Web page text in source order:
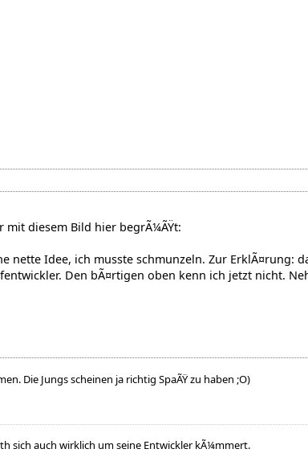
diesem Bild hier begrÃ¼ÃŸt:
nette Idee, ich musste schmunzeln. Zur ErklÃ¤rung:
Den bÃ¤rtigen oben kenn ich jetzt nicht.
Die Jungs scheinen ja richtig SpaÃŸ zu haben ;O)
sich auch wirklich um seine Entwickler kÃ¼mmert.